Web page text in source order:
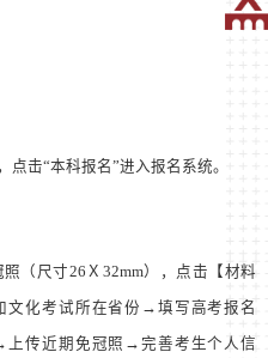
击“本科报名”进入报名系统。
（尺寸26Ｘ32mm），点击【材料
化考试所在省份→填写高考报名
传近期免冠照→完善考生个人信